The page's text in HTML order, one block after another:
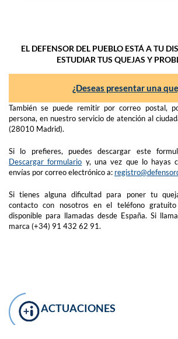
EL DEFENSOR DEL PUEBLO ESTÁ A TU
ESTUDIAR TUS QUEJAS Y
¿Deseas presentar una
También se puede remitir por correo postal,
persona, en nuestro servicio de atención al
(28010 Madrid).
Si lo prefieres, puedes descargar este
Descargar formulario y, una vez que lo hayas
envías por correo electrónico a:
Si tienes alguna dificultad para poner tu
contacto con nosotros en el teléfono
disponible para llamadas desde España. Si
marca (+34) 91 432 62 91.
ACTUACIONES